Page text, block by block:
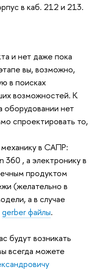
в каб. 212 и 213.
и нет даже пока
вы, возможно,
в поисках
возможностей. К
оборудовании нет
спроектировать то,
в САПР:
360 , а электронику в
продуктом
(желательно в
а в случае
gerber файлы.
будут возникать
всегда можете